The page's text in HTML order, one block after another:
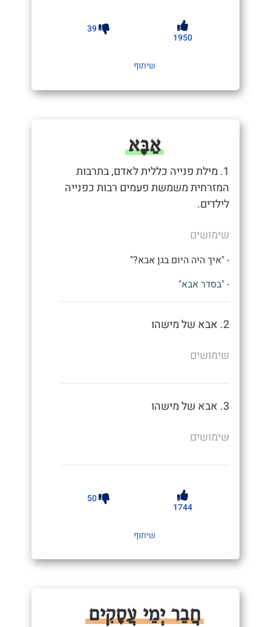
1950
39
שיתוף
אַבָּא
1. מילת פנייה כללית לאדם, בתרבות
המזרחית משמשת פעמים רבות כפנייה
לילדים.
שימושים
- "איך היה היום בגן אבא?"
- "בסדר אבא"
2. אבא של מישהו
שימושים
3. אבא של מישהו
שימושים
1744
50
שיתוף
חֲבֵר יְמֵי עֲסָקִים